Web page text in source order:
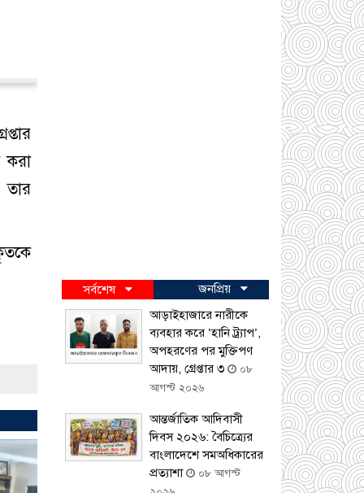
করা
তার
সর্বশেষ
জনপ্রিয়
আড়াইহাজারে নারীকে
ব্যবহার করে ‘হানি ট্র্যাপ’,
অপহরণের পর মুক্তিপণ
আদায়, গ্রেপ্তার ৩
০৮
আগস্ট ২০২৬
আন্তর্জাতিক আদিবাসী
দিবস ২০২৬: বৈচিত্র্যের
বাংলাদেশে সমঅধিকারের
প্রত্যাশা
০৮ আগস্ট